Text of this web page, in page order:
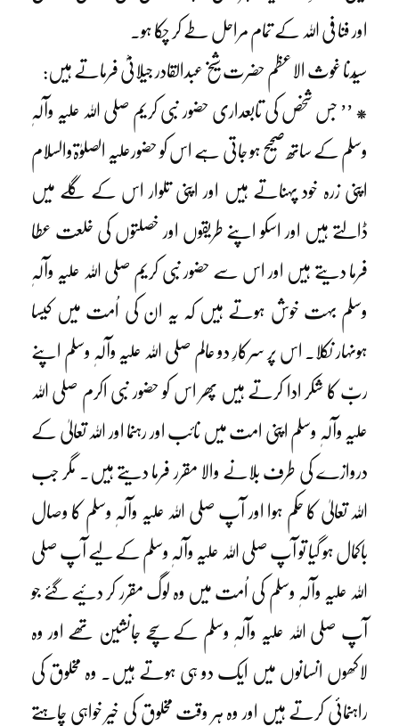
اور فنا فی اللہ کے تمام مراحل طے کر چکا ہو۔
سیّدنا غوث الاعظم حضرت شیخ عبدالقادر جیلانیؓ فرماتے ہیں:
* ’’ جس شخص کی تابعداری حضور نبی کریم صلی اللہ علیہ وآلہٖ
وسلم کے ساتھ صحیح ہو جاتی ہے اس کو حضورعلیہ الصلوٰۃوالسلام
اپنی زرہ خود پہناتے ہیں اور اپنی تلوار اس کے گلے میں
ڈالتے ہیں اور اسکو اپنے طریقوں اور خصلتوں کی خلعت عطا
فرما دیتے ہیں اور اس سے حضور نبی کریم صلی اللہ علیہ وآلہٖ
وسلم بہت خوش ہوتے ہیں کہ یہ ان کی اُمت میں کیسا
ہونہار نکلا۔ اس پر سرکارِ دو عالم صلی اللہ علیہ وآلہٖ وسلم اپنے
ربّ کا شکر ادا کرتے ہیں پھر اس کو حضور نبی اکرم صلی اللہ
علیہ وآلہٖ وسلم اپنی امت میں نائب اور رہنما اور اللہ تعالیٰ کے
دروازے کی طرف بلانے والا مقرر فرما دیتے ہیں۔ مگر جب
اللہ تعالیٰ کا حکم ہوا اور آپ صلی اللہ علیہ وآلہٖ وسلم کا وصال
باکمال ہو گیا تو آپ صلی اللہ علیہ وآلہٖ وسلم کے لیے آپ صلی
اللہ علیہ وآلہٖ وسلم کی اُمت میں وہ لوگ مقرر کر دئیے گئے جو
آپ صلی اللہ علیہ وآلہٖ وسلم کے سچے جانشین تھے اور وہ
لاکھوں انسانوں میں ایک دو ہی ہوتے ہیں۔ وہ مخلوق کی
راہنمائی کرتے ہیں اور وہ ہر وقت مخلوق کی خیر خواہی چاہتے